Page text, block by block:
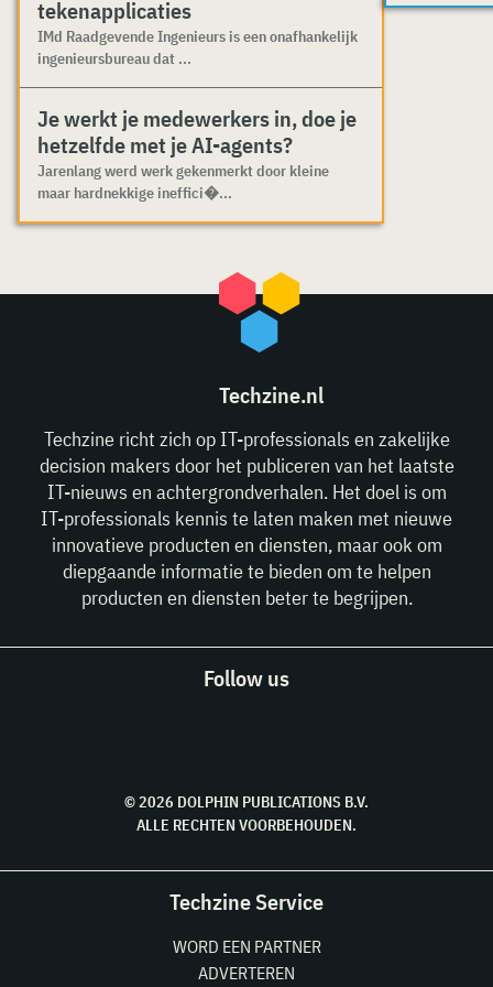
tekenapplicaties
IMd Raadgevende Ingenieurs is een onafhankelijk
ingenieursbureau dat ...
Je werkt je medewerkers in, doe je
hetzelfde met je AI-agents?
Jarenlang werd werk gekenmerkt door kleine
maar hardnekkige ineffici�...
Techzine.nl
Techzine richt zich op IT-professionals en zakelijke
decision makers door het publiceren van het laatste
IT-nieuws en achtergrondverhalen. Het doel is om
IT-professionals kennis te laten maken met nieuwe
innovatieve producten en diensten, maar ook om
diepgaande informatie te bieden om te helpen
producten en diensten beter te begrijpen.
Follow us
© 2026 DOLPHIN PUBLICATIONS B.V.
ALLE RECHTEN VOORBEHOUDEN.
Techzine Service
WORD EEN PARTNER
ADVERTEREN